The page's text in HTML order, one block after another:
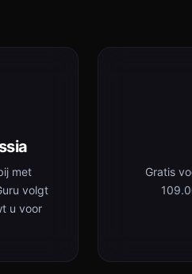
met
volgt
u voor
Gratis